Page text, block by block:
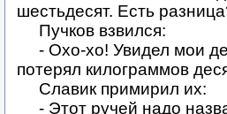
шестьдесят. Есть
Пучков взвился:
- Охо-хо! Увидел мои
потерял килограммов
Славик примирил их:
- Этот ручей надо